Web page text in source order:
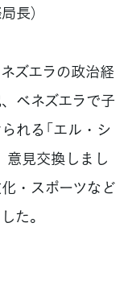
長）
ズエラの政治経
ベネズエラで子
れる「エル・シ
意見交換しまし
・スポーツなど
た。